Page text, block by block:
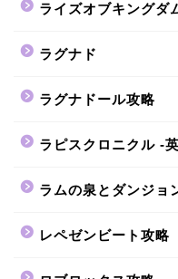
ライズオブキングダ
ラグナド
ラグナドール攻略
ラピスクロニクル -
ラムの泉とダンジョ
レペゼンビート攻略